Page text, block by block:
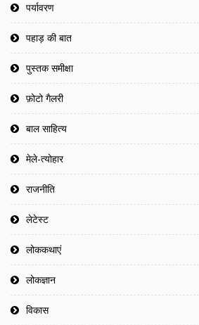
पर्यावरण
पहाड़ की बात
पुस्तक समीक्षा
फ़ोटो गैलरी
बाल साहित्य
मेले-त्योहार
राजनीति
लेटेस्ट
लोककथाएं
लोकज्ञान
विकास